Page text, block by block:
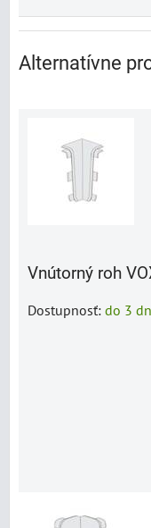
Alternatívne
Vnútorný roh
Dostupnosť: do 3